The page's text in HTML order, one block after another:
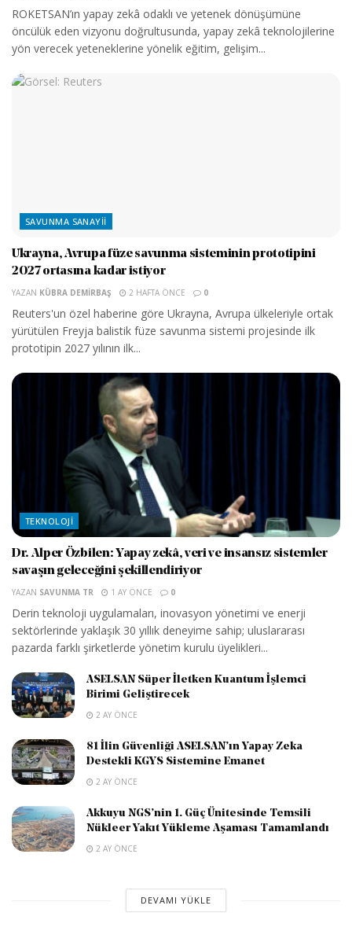
ROKETSAN’ın yapay zekâ odaklı ve yetenek dönüşümüne
öncülük eden vizyonu doğrultusunda, yapay zekâ teknolojilerine
yön verecek yeteneklerine yönelik eğitim, gelişim...
SAVUNMA SANAYII
Ukrayna, Avrupa füze savunma sisteminin prototipini
2027 ortasına kadar istiyor
YAZAN KÜBRA DEMIRBAŞ 2 HAFTA ÖNCE 0
Reuters'un özel haberine göre Ukrayna, Avrupa ülkeleriyle ortak
yürütülen Freyja balistik füze savunma sistemi projesinde ilk
prototipin 2027 yılının ilk...
TEKNOLOJI
Dr. Alper Özbilen: Yapay zekâ, veri ve insansız sistemler
savaşın geleceğini şekillendiriyor
YAZAN SAVUNMA TR 1 AY ÖNCE 0
Derin teknoloji uygulamaları, inovasyon yönetimi ve enerji
sektörlerinde yaklaşık 30 yıllık deneyime sahip; uluslararası
pazarda farklı şirketlerde yönetim kurulu üyelikleri...
ASELSAN Süper İletken Kuantum İşlemci
Birimi Geliştirecek
2 AY ÖNCE
81 İlin Güvenliği ASELSAN’ın Yapay Zeka
Destekli KGYS Sistemine Emanet
2 AY ÖNCE
Akkuyu NGS’nin 1. Güç Ünitesinde Temsili
Nükleer Yakıt Yükleme Aşaması Tamamlandı
2 AY ÖNCE
DEVAMI YÜKLE